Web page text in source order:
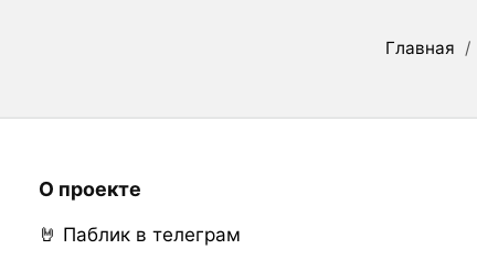
Главная /
О проекте
🤘 Паблик в телеграм